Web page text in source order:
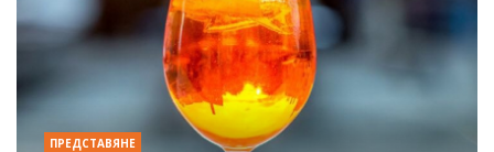
ПРЕДСТАВЯНЕ